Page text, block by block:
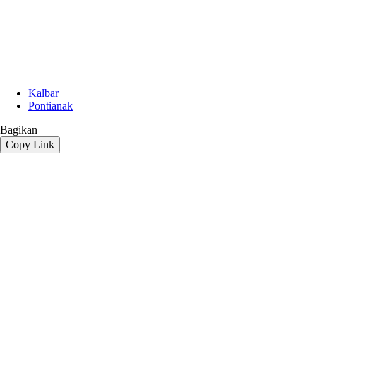
Kalbar
Pontianak
Bagikan
Copy Link